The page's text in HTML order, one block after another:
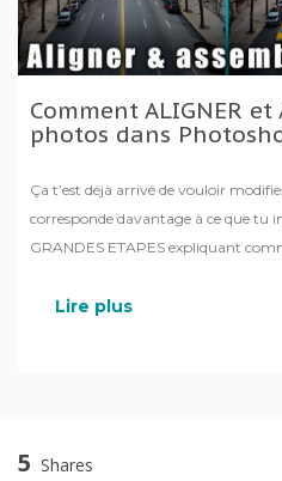
Comment ALIGNER et
photos dans
Ça t’est déjà arrivé de vouloir
corresponde davantage à ce que tu
GRANDES ETAPES expliquant
Photoshop.
Lire plus
5 Shares